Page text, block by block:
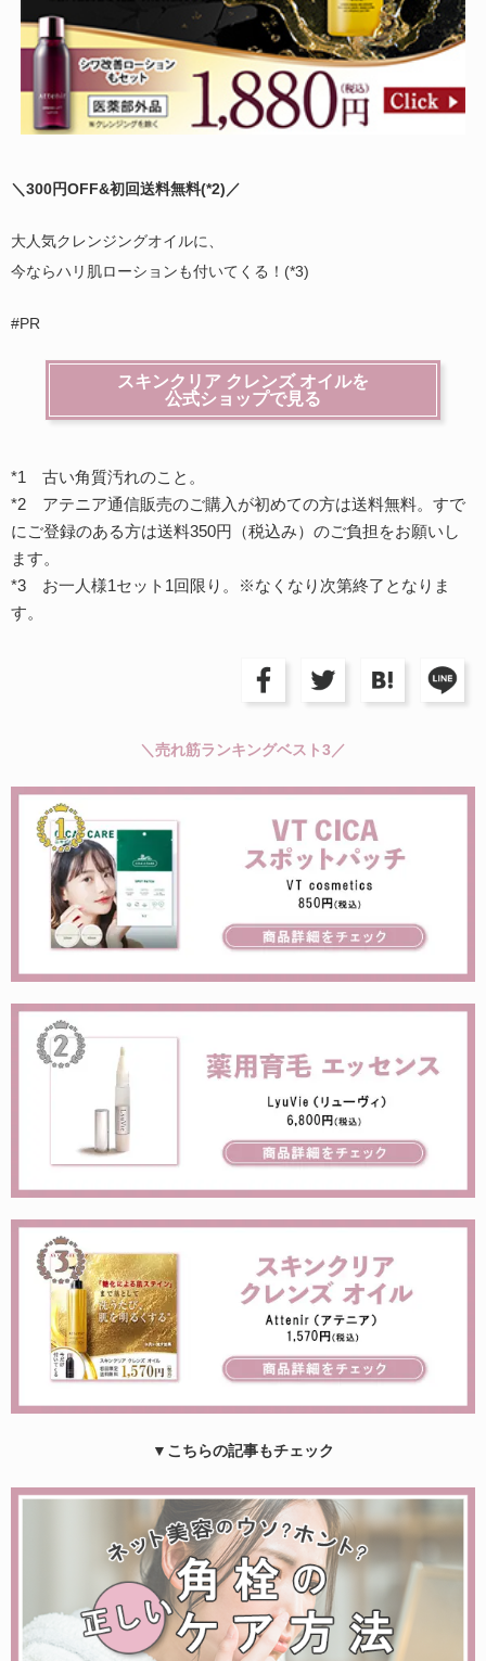
＼300円OFF&初回送料無料(*2)／
大人気クレンジングオイルに、
今ならハリ肌ローションも付いてくる！(*3)
#PR
スキンクリア クレンズ オイルを
公式ショップで見る
*1 古い角質汚れのこと。
*2 アテニア通信販売のご購入が初めての方は送料無料。すで
にご登録のある方は送料350円（税込み）のご負担をお願いし
ます。
*3 お一人様1セット1回限り。※なくなり次第終了となりま
す。
＼売れ筋ランキングベスト3／
▼こちらの記事もチェック